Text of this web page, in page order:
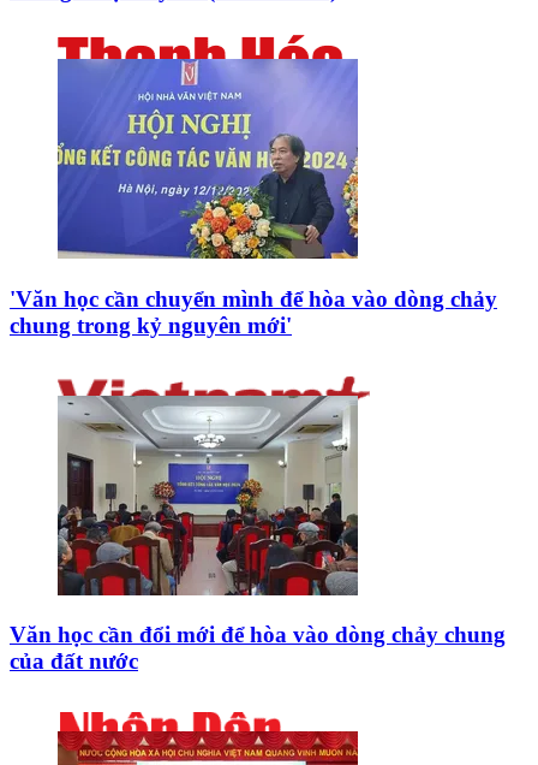
'Văn học cần chuyển mình để hòa vào dòng chảy
chung trong kỷ nguyên mới'
Văn học cần đổi mới để hòa vào dòng chảy chung
của đất nước